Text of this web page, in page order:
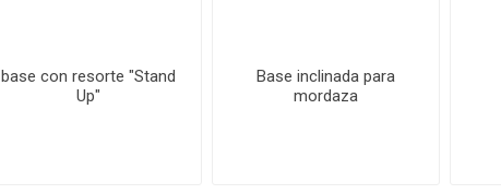
base con resorte "Stand
Up"
Base inclinada para
mordaza